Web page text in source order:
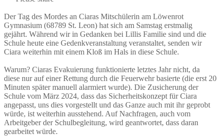
Der Tag des Mordes an Ciaras Mitschülerin am Löwenrot
Gymnasium (68789 St. Leon) hat sich am Samstag erstmalig
gejährt. Während wir in Gedanken bei Lillis Familie sind und die
Schule heute eine Gedenkveranstaltung veranstaltet, senden wir
Ciara weiterhin mit einem Kloß im Hals in diese Schule.
Warum? Ciaras Evakuierung funktionierte letztes Jahr nicht, da
diese nur auf einer Rettung durch die Feuerwehr basierte (die erst 20
Minuten später manuell alarmiert wurde). Die Zusicherung der
Schule vom März 2024, dass das Sicherheitskonzept für Ciara
angepasst, uns dies vorgestellt und das Ganze auch mit ihr geprobt
würde, ist weiterhin ausstehend. Auf Nachfragen, auch vom
Arbeitgeber der Schulbegleitung, wird geantwortet, dass daran
gearbeitet würde.